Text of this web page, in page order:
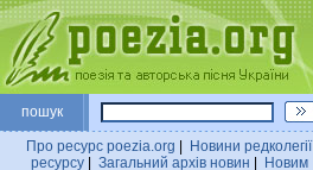
пошук
Про ресурс poezia.org
Новини редколегiї
ресурсу| Загальний архiв новин
Новим